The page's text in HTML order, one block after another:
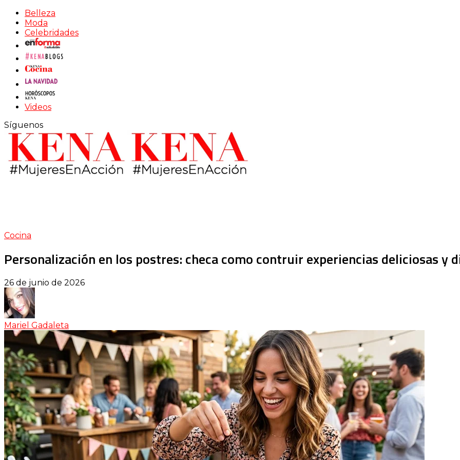
Belleza
Moda
Celebridades
Videos
Síguenos
Cocina
Personalización en los postres: checa como contruir experiencias deliciosas y
26 de junio de 2026
Mariel Gadaleta